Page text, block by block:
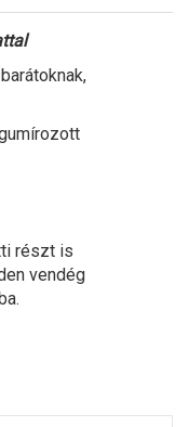
részt is
vendég